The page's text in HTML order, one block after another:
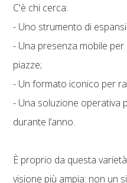
C'è chi cerca:
- Uno strumento di
- Una presenza mobile
piazze;
- Un formato iconico per
- Una soluzione operativa
durante l’anno.
È proprio da questa
visione più ampia: non un